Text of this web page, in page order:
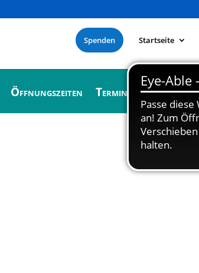
Spenden Startseite
Öffnungszeiten Termine Kontakt